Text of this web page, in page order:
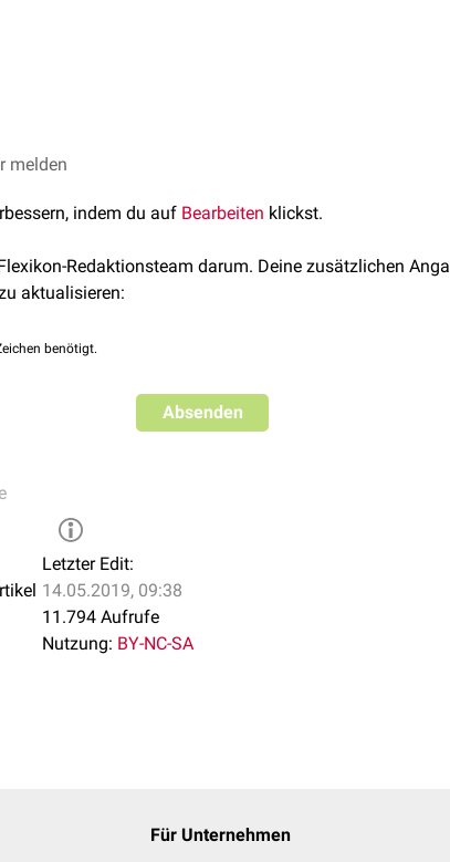
melden
indem du auf Bearbeiten klickst.
Redaktionsteam darum. Deine zusätzlichen
aktualisieren:
benötigt.
Absenden
Letzter Edit:
14.05.2019, 09:38
11.794 Aufrufe
Nutzung: BY-NC-SA
Für Unternehmen